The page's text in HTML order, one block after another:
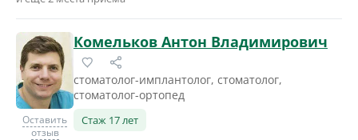
Оставить
отзыв
Комельков Антон Владимирович
стоматолог-имплантолог, стоматолог,
стоматолог-ортопед
Стаж 17 лет